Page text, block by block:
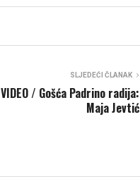
SLJEDEĆI ČLANAK
VIDEO / Gošća Padrino radija:
Maja Jevtić